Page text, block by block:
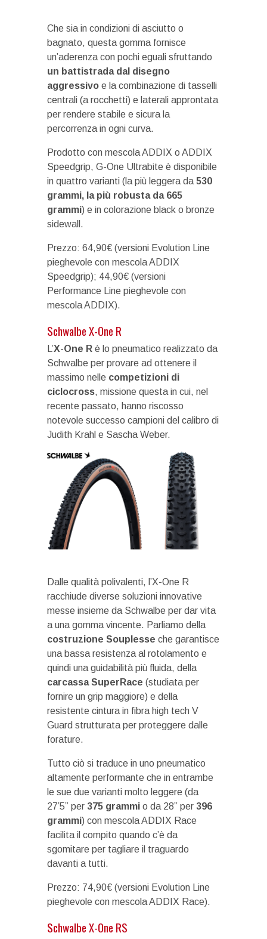
Che sia in condizioni di asciutto o
bagnato, questa gomma fornisce
un’aderenza con pochi eguali sfruttando
un battistrada dal disegno
aggressivo e la combinazione di tasselli
centrali (a rocchetti) e laterali approntata
per rendere stabile e sicura la
percorrenza in ogni curva.
Prodotto con mescola ADDIX o ADDIX
Speedgrip, G-One Ultrabite è disponibile
in quattro varianti (la più leggera da 530
grammi, la più robusta da 665
grammi) e in colorazione black o bronze
sidewall.
Prezzo: 64,90€ (versioni Evolution Line
pieghevole con mescola ADDIX
Speedgrip); 44,90€ (versioni
Performance Line pieghevole con
mescola ADDIX).
Schwalbe X-One R
L’X-One R è lo pneumatico realizzato da
Schwalbe per provare ad ottenere il
massimo nelle competizioni di
ciclocross, missione questa in cui, nel
recente passato, hanno riscosso
notevole successo campioni del calibro di
Judith Krahl e Sascha Weber.
Dalle qualità polivalenti, l’X-One R
racchiude diverse soluzioni innovative
messe insieme da Schwalbe per dar vita
a una gomma vincente. Parliamo della
costruzione Souplesse che garantisce
una bassa resistenza al rotolamento e
quindi una guidabilità più fluida, della
carcassa SuperRace (studiata per
fornire un grip maggiore) e della
resistente cintura in fibra high tech V
Guard strutturata per proteggere dalle
forature.
Tutto ciò si traduce in uno pneumatico
altamente performante che in entrambe
le sue due varianti molto leggere (da
27’5” per 375 grammi o da 28” per 396
grammi) con mescola ADDIX Race
facilita il compito quando c’è da
sgomitare per tagliare il traguardo
davanti a tutti.
Prezzo: 74,90€ (versioni Evolution Line
pieghevole con mescola ADDIX Race).
Schwalbe X-One RS